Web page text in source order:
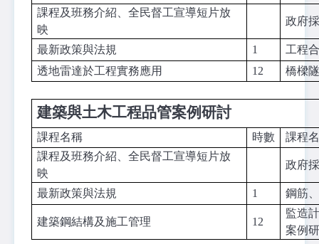
課程及班務介紹、全民督工宣導短片放
映
政府
最新政策與法規 1
工程
透地雷達於工程實務應用
12 橋樑
建築與土木工程品管案例研討
課程名稱 時數
課程
課程及班務介紹、全民督工宣導短片放
映
政府
最新政策與法規 1 鋼筋
建築鋼結構及施工管理 12
監造
案例